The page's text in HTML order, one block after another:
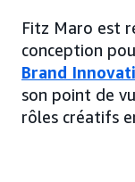
Fitz Maro est
conception
Brand
son point de
rôles créatifs